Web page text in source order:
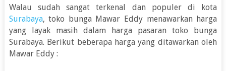
Walau sudah sangat terkenal dan populer di kota
Surabaya, toko bunga Mawar Eddy menawarkan harga
yang layak masih dalam harga pasaran toko bunga
Surabaya. Berikut beberapa harga yang ditawarkan oleh
Mawar Eddy :